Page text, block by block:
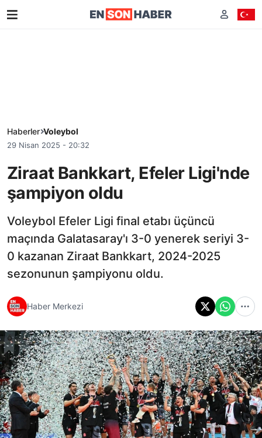
Haberler Voleybol
29 Nisan 2025 - 20:32
Ziraat Bankkart, Efeler Ligi'nde
şampiyon oldu
Voleybol Efeler Ligi final etabı üçüncü
maçında Galatasaray'ı 3-0 yenerek seriyi 3-
0 kazanan Ziraat Bankkart, 2024-2025
sezonunun şampiyonu oldu.
Haber Merkezi